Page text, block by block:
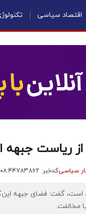
اقتصاد سیاسی
ریاست جبهه
سیاسیکدخبر: ۷۸۳۸۶۲
است، گفت: فضای جبهه
مخالفت.